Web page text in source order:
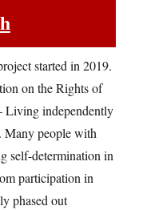
started in 2019.
on the Rights of
Living independently
Many people with
self-determination in
participation in
phased out